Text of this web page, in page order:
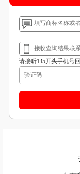
请接听135开头手机号